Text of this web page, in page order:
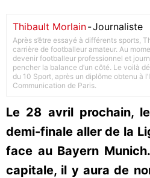
Thibault Morlain-Journaliste
Après s’être essayé à différents sports,
carrière de footballeur amateur. Au
devenir footballeur professionnel et
pencher la balance d’un côté. Le voilà
du 10 Sport, après un diplôme obtenu à
Communication de Paris.
Le 28 avril prochain,
demi-finale aller de la
face au Bayern
capitale, il y aura de